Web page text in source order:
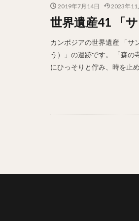
2019年7月14日 2023年11
世界遺産41 「
カンボジアの世界遺産 「サ
う）」の遺跡です。 「森の
にひっそりと佇み、時を止